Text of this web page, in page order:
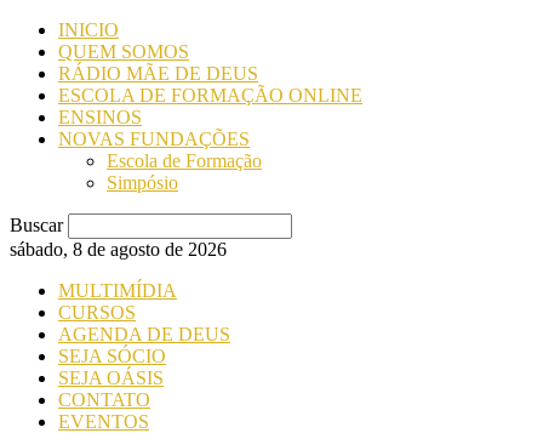
INICIO
QUEM SOMOS
RÁDIO MÃE DE DEUS
ESCOLA DE FORMAÇÃO ONLINE
ENSINOS
NOVAS FUNDAÇÕES
Escola de Formação
Simpósio
Buscar
sábado, 8 de agosto de 2026
MULTIMÍDIA
CURSOS
AGENDA DE DEUS
SEJA SÓCIO
SEJA OÁSIS
CONTATO
EVENTOS